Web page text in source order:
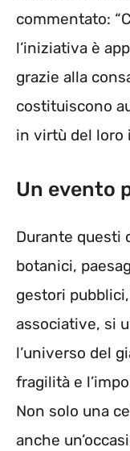
commentato:
l’iniziativa è
grazie alla
costituiscono
in virtù del loro
Un evento
Durante questi
botanici,
gestori
associative, si
l’universo del
fragilità e
Non solo una
anche